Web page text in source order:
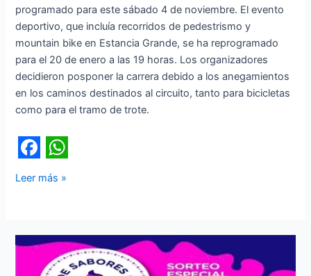
programado para este sábado 4 de noviembre. El evento
deportivo, que incluía recorridos de pedestrismo y
mountain bike en Estancia Grande, se ha reprogramado
para el 20 de enero a las 19 horas. Los organizadores
decidieron posponer la carrera debido a los anegamientos
en los caminos destinados al circuito, tanto para bicicletas
como para el tramo de trote.
F
e
W
t
s
Leer más »